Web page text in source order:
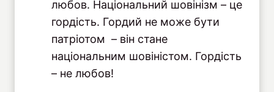
любов. Національний шовінізм – це
гордість. Гордий не може бути
патріотом – він стане
національним шовіністом. Гордість
– не любов!